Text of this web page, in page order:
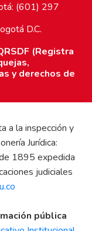
(601) 297
D.C.
(Registra
y derechos de
a la inspección y
Jurídica:
1895 expedida
judiciales
pública